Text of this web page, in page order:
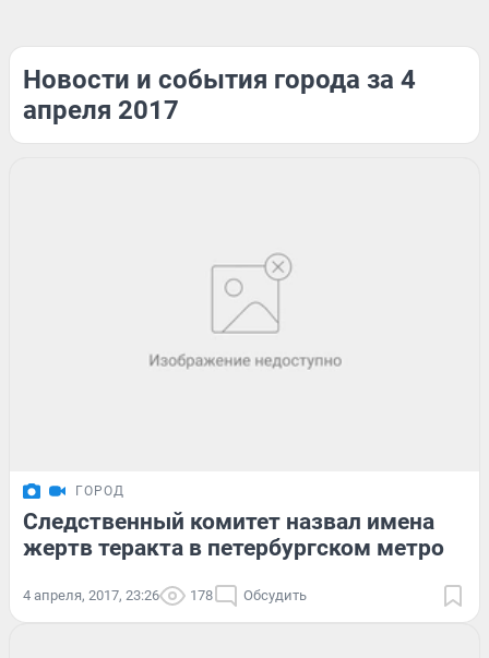
Новости и события города за 4
апреля 2017
ГОРОД
Следственный комитет назвал имена
жертв теракта в петербургском метро
4 апреля, 2017, 23:26 178 Обсудить